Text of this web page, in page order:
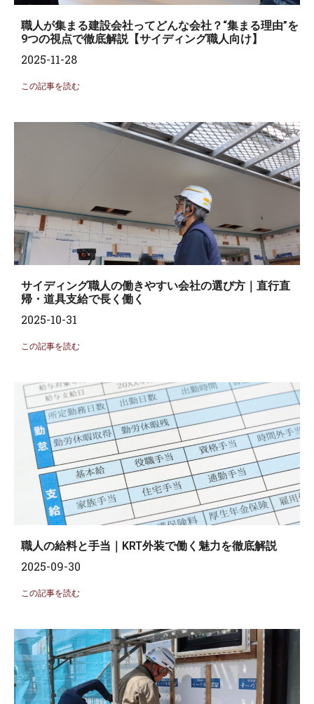
職人が集まる建設会社ってどんな会社？“集まる理由”を
9つの視点で徹底解説【サイディング職人向け】
2025-11-28
この記事を読む
サイディング職人の働きやすい会社の選び方｜直行直
帰・道具支給で長く働く
2025-10-31
この記事を読む
職人の給料と手当｜KRT外装で働く魅力を徹底解説
2025-09-30
この記事を読む